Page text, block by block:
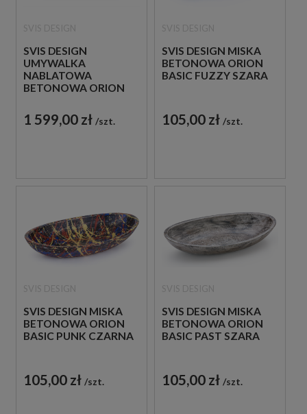
SVIS DESIGN
UMYWALKA
NABLATOWA
BETONOWA ORION
1 599,00 zł szt.
SVIS DESIGN MISKA
BETONOWA ORION
BASIC FUZZY SZARA
105,00 zł szt.
SVIS DESIGN MISKA
BETONOWA ORION
BASIC PUNK CZARNA
105,00 zł szt.
SVIS DESIGN MISKA
BETONOWA ORION
BASIC PAST SZARA
105,00 zł szt.